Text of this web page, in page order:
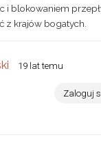
i blokowaniem
z krajów bogatych.
19 lat temu
Zaloguj